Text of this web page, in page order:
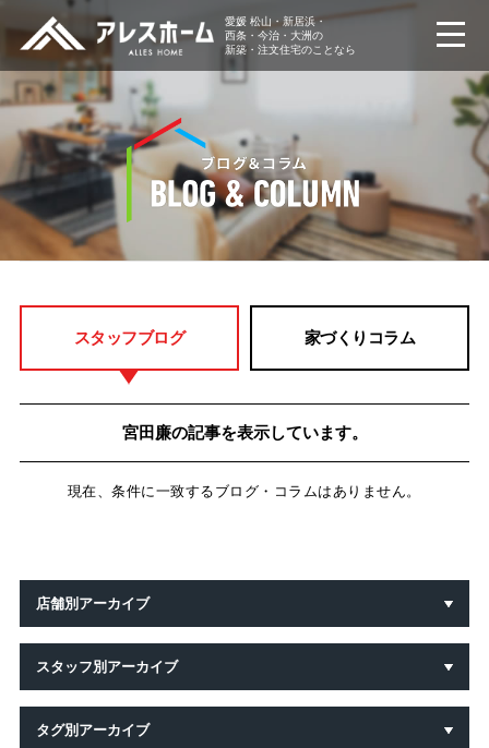
愛媛 松山・新居浜・
西条・今治・大洲の
新築・注文住宅のことなら
スタッフブログ 家づくりコラム
宮田廉の記事を表示しています。
現在、条件に一致するブログ・コラムはありません。
店舗別アーカイブ
スタッフ別アーカイブ
タグ別アーカイブ